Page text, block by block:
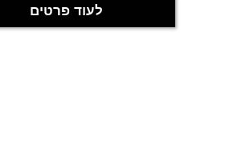
לעוד פרטים